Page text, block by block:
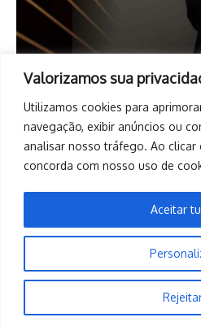
Valorizamos sua
Utilizamos cookies para
navegação, exibir anúncios ou
analisar nosso tráfego. Ao clicar
concorda com nosso uso de
Aceitar
Copyright © 2026. Todos os
Revista de